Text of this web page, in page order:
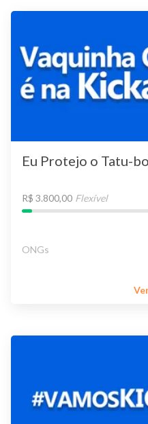
Eu Protejo o Tatu-
R$ 3.800,00 Flexível
ONGs